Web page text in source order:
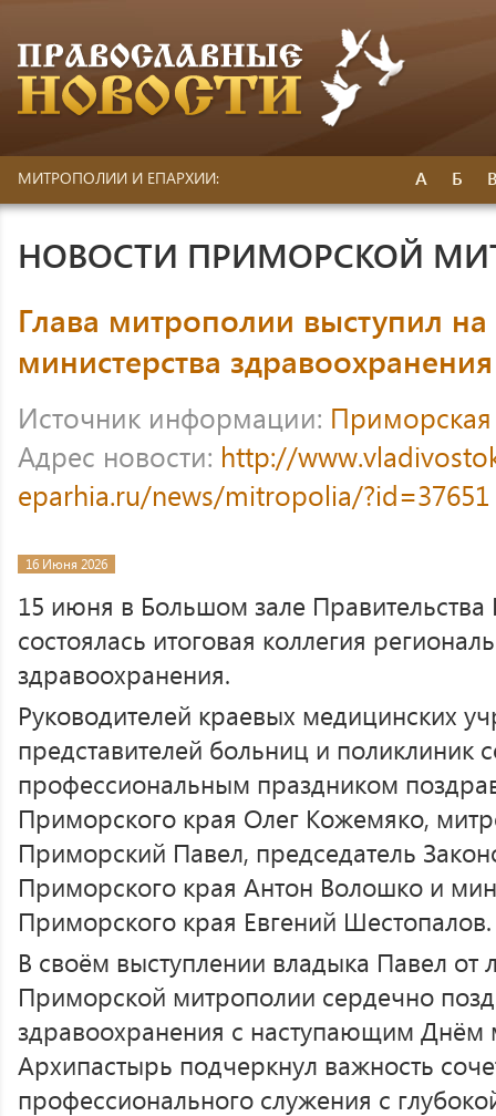
МИТРОПОЛИИ И ЕПАРХИИ: А Б
НОВОСТИ ПРИМОРСКОЙ
Глава митрополии выступил на
министерства
Источник информации:
Адрес новости: http://
eparhia.ru/news/mitropolia/?id=37651
16 Июня 2026
15 июня в Большом зале
состоялась итоговая коллегия
здравоохранения.
Руководителей краевых медицинских
представителей больниц и поликлиник
профессиональным праздником
Приморского края Олег Кожемяко,
Приморский Павел, председатель
Приморского края Антон Волошко и
Приморского края Евгений
В своём выступлении владыка Павел от
Приморской митрополии сердечно
здравоохранения с наступающим Днём
Архипастырь подчеркнул важность
профессионального служения с